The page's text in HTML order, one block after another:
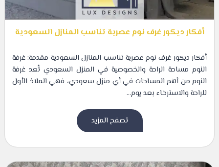
أفكار ديكور غرف نوم عصرية تناسب المنازل السعودية
أفكار ديكور غرف نوم عصرية تناسب المنازل السعودية مقدمة: غرفة
النوم مساحة الراحة والخصوصية في المنزل السعودي تُعد غرفة
النوم من أهم المساحات في أي منزل سعودي، فهي الملاذ الأول
للراحة والاسترخاء بعد يوم...
تصفح المزيد